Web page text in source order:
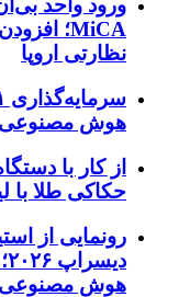
ورود واحد
نظارتی اروپا
هوش مصنوعی
از کار با
حکاکی طلا با
هوش مصنوعی